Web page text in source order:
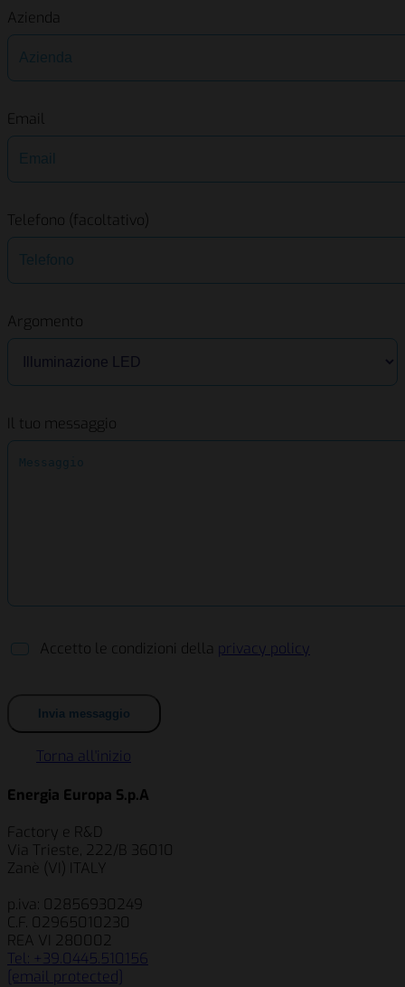
Azienda
Email
Telefono (facoltativo)
Argomento
Il tuo messaggio
Accetto le condizioni della privacy policy
Torna all'inizio
Energia Europa S.p.A
Factory e R&D
Via Trieste, 222/B 36010
Zanè (VI) ITALY
p.iva: 02856930249
C.F. 02965010230
REA VI 280002
Tel: +39.0445.510156
[email protected]